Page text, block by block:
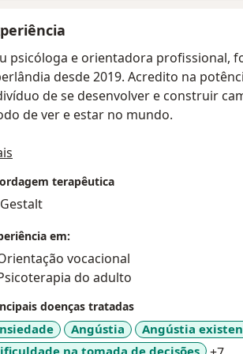
psicóloga e orientadora profissional,
desde 2019. Acredito na
de se desenvolver e construir
de ver e estar no mundo.
atendimentos psicoterapêuticos
que valoriza o presente, a
emoção e ação. Também
por meio da orientação
escolha, transições ou redefinições em
meus atendimentos, procuro acolher
curioso e atencioso para sua
Acredito na importância de ouvir
um espaço seguro para que o
e, ao mesmo tempo, se sentir
terapêutica
Gestalt
em:
vocacional
do adulto
doenças tratadas
Angústia Angústia
na tomada de decisões